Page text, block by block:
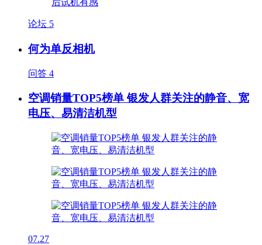
论坛 5
何为单反相机
问答 4
空调销量TOP5榜单 银发人群关注的静音、宽
电压、易清洁机型
07.27